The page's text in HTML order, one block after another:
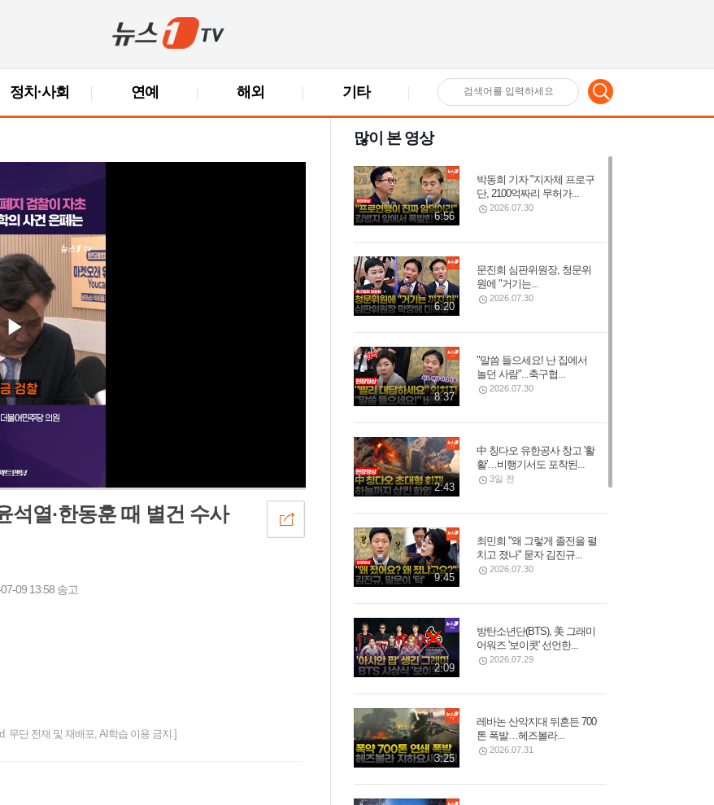
정치·사회 연예 해외 기타 검
어
입
력
열·한동훈 때 별건 수사
09 13:58 송고
무단 전재 및 재배포, AI학습 이용 금지.]
많이 본 영상
6:56
박동희 기자 "지자체 프로구
단, 2100억짜리 무허가...
2026.07.30
6:20
문진희 심판위원장, 청문위
원에 "거기는...
2026.07.30
8:37
"말씀 들으세요! 난 집에서
놀던 사람"...축구협...
2026.07.30
2:43
中 칭다오 유한공사 창고 '활
활'…비행기서도 포착된...
3일 전
9:45
최민희 "왜 그렇게 졸전을 펼
치고 졌나" 묻자 김진규...
2026.07.30
2:09
방탄소년단(BTS), 美 그래미
어워즈 '보이콧' 선언한...
2026.07.29
3:25
레바논 산악지대 뒤흔든 700
톤 폭발…헤즈볼라...
2026.07.31